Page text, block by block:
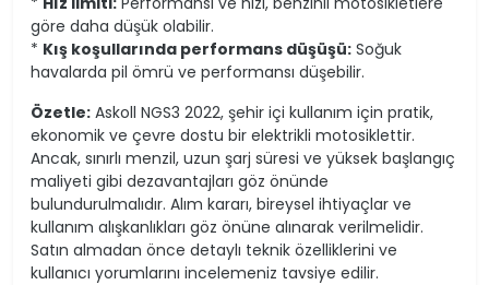
göre daha düşük olabilir.
* Kış koşullarında performans düşüşü: Soğuk
havalarda pil ömrü ve performansı düşebilir.
Özetle: Askoll NGS3 2022, şehir içi kullanım için pratik,
ekonomik ve çevre dostu bir elektrikli motosiklettir.
Ancak, sınırlı menzil, uzun şarj süresi ve yüksek başlangıç
maliyeti gibi dezavantajları göz önünde
bulundurulmalıdır. Alım kararı, bireysel ihtiyaçlar ve
kullanım alışkanlıkları göz önüne alınarak verilmelidir.
Satın almadan önce detaylı teknik özelliklerini ve
kullanıcı yorumlarını incelemeniz tavsiye edilir.